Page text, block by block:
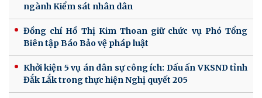
ngành Kiểm sát nhân dân
Đồng chí Hồ Thị Kim Thoan giữ chức vụ Phó Tổng
Biên tập Báo Bảo vệ pháp luật
Khởi kiện 5 vụ án dân sự công ích: Dấu ấn VKSND tỉnh
Đắk Lắk trong thực hiện Nghị quyết 205